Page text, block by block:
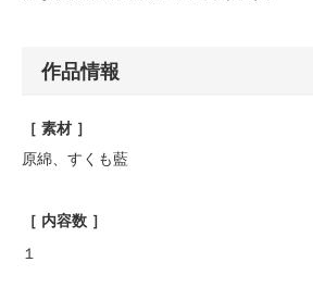
作品情報
［ 素材 ］
原綿、すくも藍
［ 内容数 ］
１